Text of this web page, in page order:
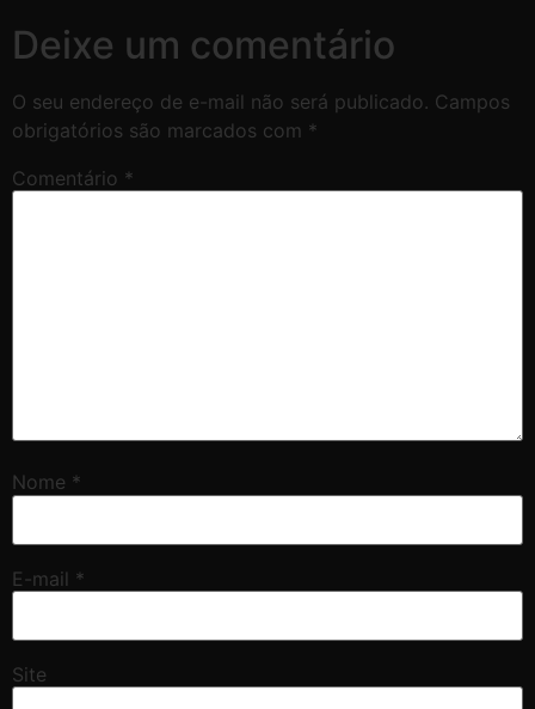
Deixe um comentário
O seu endereço de e-mail não será publicado. Campos
obrigatórios são marcados com *
Comentário *
Nome *
E-mail *
Site